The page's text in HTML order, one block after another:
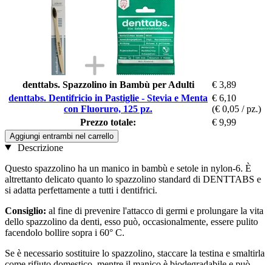
denttabs. Spazzolino in Bambù per Adulti
€ 3,89
denttabs. Dentifricio in Pastiglie - Stevia e Menta
con Fluoruro, 125 pz.
€ 6,10
(€ 0,05 / pz.)
Prezzo totale:
€ 9,99
Aggiungi entrambi nel carrello
Descrizione
Questo spazzolino ha un manico in bambù e setole in nylon-6. È
altrettanto delicato quanto lo spazzolino standard di DENTTABS e
si adatta perfettamente a tutti i dentifrici.
Consiglio: al fine di prevenire l'attacco di germi e prolungare la vita
dello spazzolino da denti, esso può, occasionalmente, essere pulito
facendolo bollire sopra i 60° C.
Se è necessario sostituire lo spazzolino, staccare la testina e smaltirla